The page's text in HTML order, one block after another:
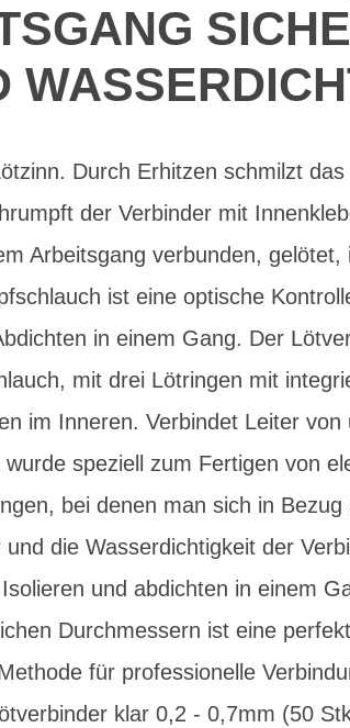
Durch Erhitzen schmilzt
der Verbinder mit
Arbeitsgang verbunden,
ist eine optische
in einem Gang. Der
mit drei Lötringen mit
im Inneren. Verbindet Leiter von
speziell zum Fertigen von
bei denen man sich in
die Wasserdichtigkeit der
und abdichten in einem
Durchmessern ist eine
für professionelle
klar 0,2 - 0,7mm (50